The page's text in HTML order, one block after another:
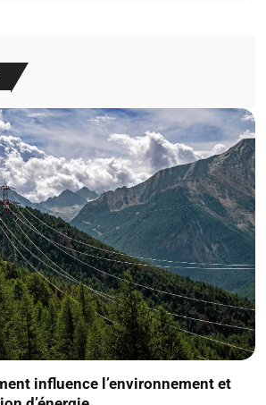
influence l’environnement et